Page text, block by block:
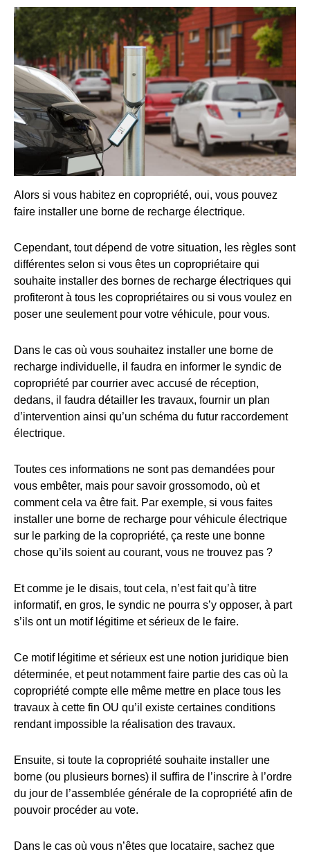
Alors si vous habitez en copropriété, oui, vous pouvez
faire installer une borne de recharge électrique.
Cependant, tout dépend de votre situation, les règles sont
différentes selon si vous êtes un copropriétaire qui
souhaite installer des bornes de recharge électriques qui
profiteront à tous les copropriétaires ou si vous voulez en
poser une seulement pour votre véhicule, pour vous.
Dans le cas où vous souhaitez installer une borne de
recharge individuelle, il faudra en informer le syndic de
copropriété par courrier avec accusé de réception,
dedans, il faudra détailler les travaux, fournir un plan
d’intervention ainsi qu’un schéma du futur raccordement
électrique.
Toutes ces informations ne sont pas demandées pour
vous embêter, mais pour savoir grossomodo, où et
comment cela va être fait. Par exemple, si vous faites
installer une borne de recharge pour véhicule électrique
sur le parking de la copropriété, ça reste une bonne
chose qu’ils soient au courant, vous ne trouvez pas ?
Et comme je le disais, tout cela, n’est fait qu’à titre
informatif, en gros, le syndic ne pourra s’y opposer, à part
s’ils ont un motif légitime et sérieux de le faire.
Ce motif légitime et sérieux est une notion juridique bien
déterminée, et peut notamment faire partie des cas où la
copropriété compte elle même mettre en place tous les
travaux à cette fin OU qu’il existe certaines conditions
rendant impossible la réalisation des travaux.
Ensuite, si toute la copropriété souhaite installer une
borne (ou plusieurs bornes) il suffira de l’inscrire à l’ordre
du jour de l’assemblée générale de la copropriété afin de
pouvoir procéder au vote.
Dans le cas où vous n’êtes que locataire, sachez que